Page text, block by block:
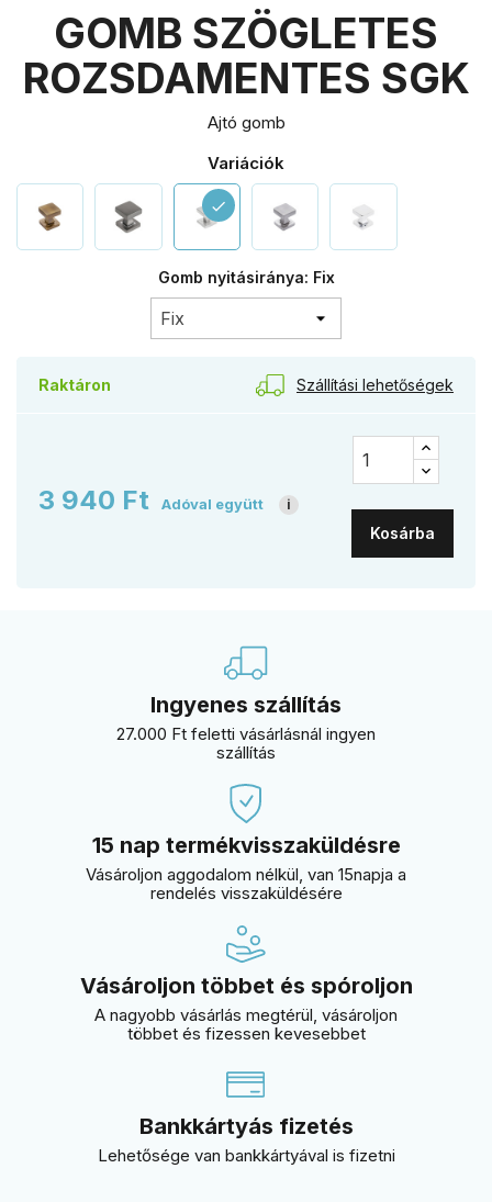
GOMB SZÖGLETES
ROZSDAMENTES SGK
Ajtó gomb
Variációk
check
Gomb nyitásiránya: Fix
Raktáron Szállítási lehetőségek
3 940 Ft Adóval együtt i
Kosárba
Ingyenes szállítás
27.000 Ft feletti vásárlásnál ingyen
szállítás
15 nap termékvisszaküldésre
Vásároljon aggodalom nélkül, van 15napja a
rendelés visszaküldésére
Vásároljon többet és spóroljon
A nagyobb vásárlás megtérül, vásároljon
többet és fizessen kevesebbet
Bankkártyás fizetés
Lehetősége van bankkártyával is fizetni